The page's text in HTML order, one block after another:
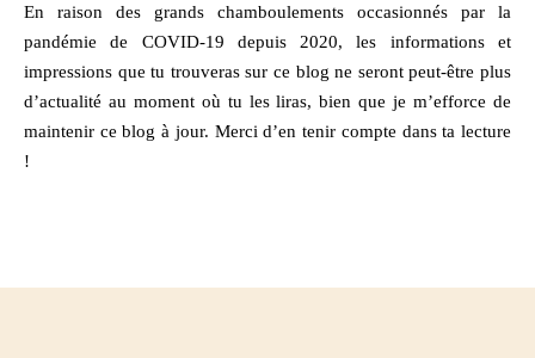
En raison des grands chamboulements occasionnés par la
pandémie de COVID-19 depuis 2020, les informations et
impressions que tu trouveras sur ce blog ne seront peut-être plus
d’actualité au moment où tu les liras, bien que je m’efforce de
maintenir ce blog à jour. Merci d’en tenir compte dans ta lecture
!